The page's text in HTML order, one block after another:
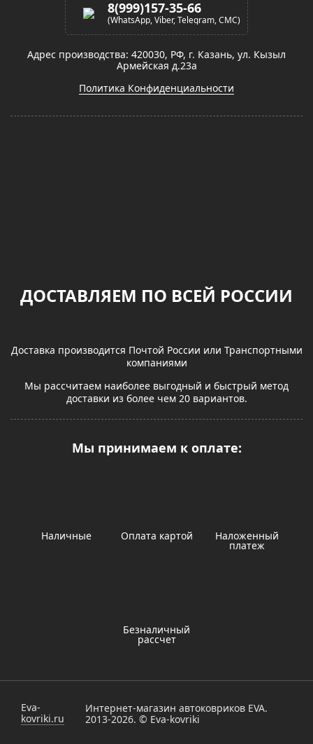
8(999)157-35-66
(WhatsApp, Viber, Telegram, СМС)
Адрес производства: 420030, РФ, г. Казань, ул. Кызыл
Армейская д.23а
Политика Конфиденциальности
ДОСТАВЛЯЕМ ПО ВСЕЙ РОССИИ
Доставка производится Почтой России или Транспортными
компаниями
Мы рассчитаем наиболее выгодный и быстрый метод
доставки из более чем 20 вариантов.
Мы принимаем к оплате:
Наличные Оплата картой Наложенный
платеж
Безналичный
рассчет
Eva-
kovriki.ru
Интернет-магазин автоковриков EVA.
2013-2026. © Eva-kovriki